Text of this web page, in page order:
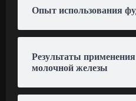
Опыт использования
Результаты
молочной железы